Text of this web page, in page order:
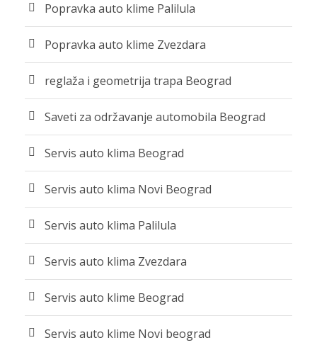
Popravka auto klime Palilula
Popravka auto klime Zvezdara
reglaža i geometrija trapa Beograd
Saveti za održavanje automobila Beograd
Servis auto klima Beograd
Servis auto klima Novi Beograd
Servis auto klima Palilula
Servis auto klima Zvezdara
Servis auto klime Beograd
Servis auto klime Novi beograd